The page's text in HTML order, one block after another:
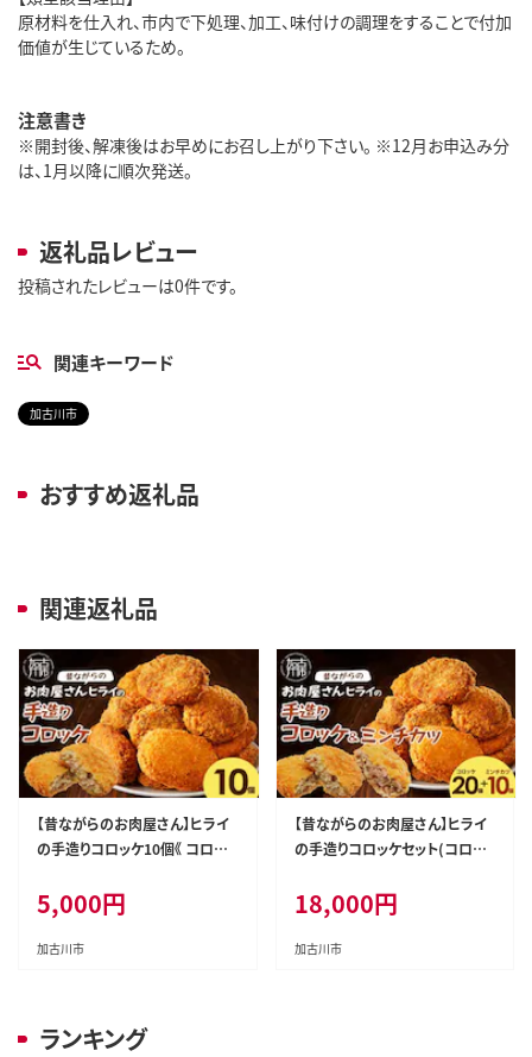
原材料を仕入れ、市内で下処理、加工、味付けの調理をすることで付加
価値が生じているため。
注意書き
※開封後、解凍後はお早めにお召し上がり下さい。 ※12月お申込み分
は、1月以降に順次発送。
返礼品レビュー
投稿されたレビューは0件です。
関連キーワード
加古川市
おすすめ返礼品
関連返礼品
【昔ながらのお肉屋さん】ヒライ
の手造りコロッケ10個《 コロッ
ゃがいも 》【2600I00108】
5,000円
加古川市
【昔ながらのお肉屋さん】ヒライ
の手造りコロッケセット(コロッ
ッケ じゃがいも ミンチカツ メン
チカツ 惣菜 揚げ物 おかず 手造
り 》【2601I00101】
18,000円
加古川市
ランキング